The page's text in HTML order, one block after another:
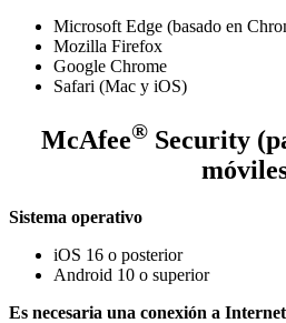
Microsoft Edge (basado en
Mozilla Firefox
Google Chrome
Safari (Mac y iOS)
McAfee® Security
Sistema operativo
iOS 16 o posterior
Android 10 o superior
Es necesaria una conexión a